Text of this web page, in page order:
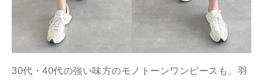
30代・40代の強い味方のモノトーンワンピースも、羽